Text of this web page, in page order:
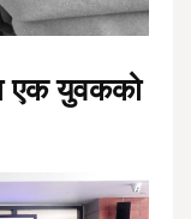
एक युवकको